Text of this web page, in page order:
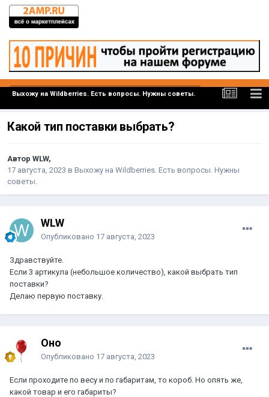
Выхожу на Wildberries. Есть вопросы. Нужны советы.
Какой тип поставки выбрать?
Автор WLW,
17 августа, 2023 в Выхожу на Wildberries. Есть вопросы. Нужны
советы.
WLW
Опубликовано 17 августа, 2023
Здравствуйте.
Если 3 артикула (небольшое количество), какой выбрать тип
поставки?
Делаю первую поставку.
Оно
Опубликовано 17 августа, 2023
Если проходите по весу и по габаритам, то короб. Но опять же,
какой товар и его габариты?